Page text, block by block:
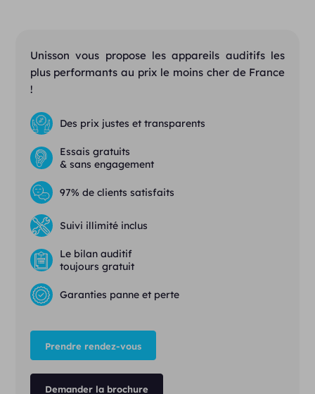
Unisson vous propose les appareils auditifs les
plus performants au prix le moins cher de France
!
Des prix justes et transparents
Essais gratuits
& sans engagement
97% de clients satisfaits
Suivi illimité inclus
Le bilan auditif
toujours gratuit
Garanties panne et perte
Prendre rendez-vous
Demander la brochure